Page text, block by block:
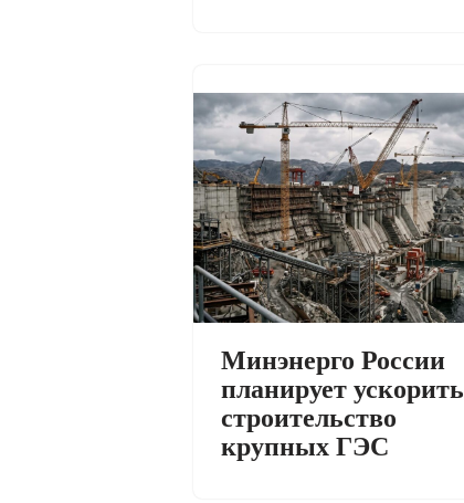
Минэнерго России
планирует ускорить
строительство
крупных ГЭС